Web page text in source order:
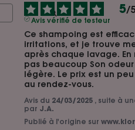
5/5
Avis vérifié de testeur
Ce shampoing est
irritations, et je trouve
après chaque lavage.
pas beaucoup Son
légère. Le prix est un
au rendez-vous.
Avis du 24/03/2025 , suite à
par J.A.
Publié à l'origine sur